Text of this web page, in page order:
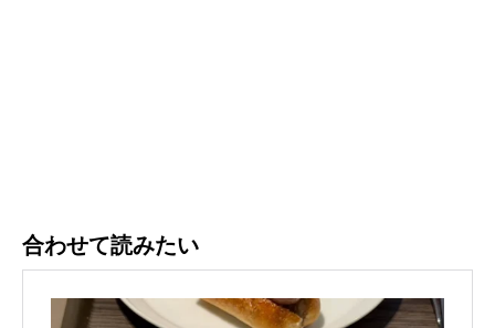
合わせて読みたい